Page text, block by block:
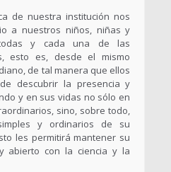
de nuestra institución nos
a nuestros niños, niñas y
y cada una de las
esto es, desde el mismo
de tal manera que ellos
descubrir la presencia y
y en sus vidas no sólo en
sino, sobre todo,
y ordinarios de su
les permitirá mantener su
abierto con la ciencia y la